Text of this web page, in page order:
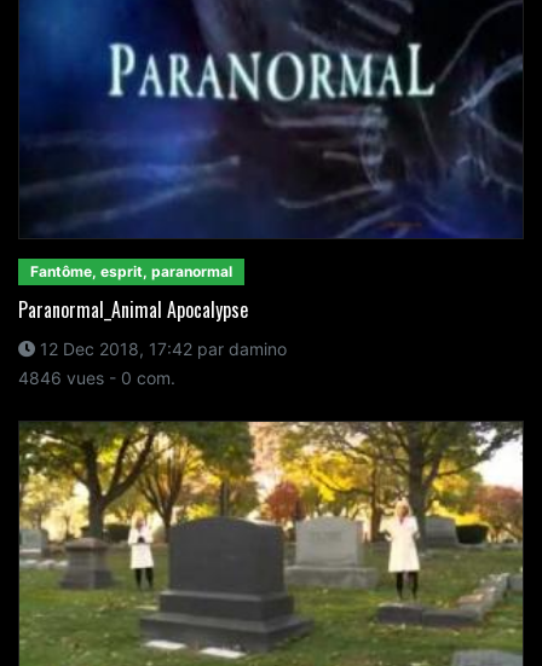
Fantôme, esprit, paranormal
Paranormal_Animal Apocalypse
12 Dec 2018, 17:42 par damino
4846 vues - 0 com.